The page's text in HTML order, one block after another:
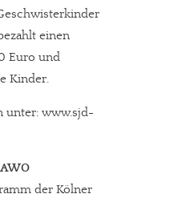
einen
Euro und
Kinder.
unter: www.sjd-
der Kölner